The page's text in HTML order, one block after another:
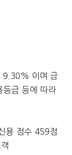
9.30% 이며 금
등급 등에 따라
용 점수 459점